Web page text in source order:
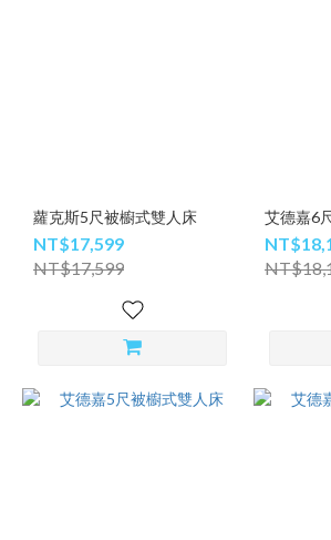
蘿克斯5尺被櫥式雙人床
NT$17,599
NT$17,599
艾德嘉6